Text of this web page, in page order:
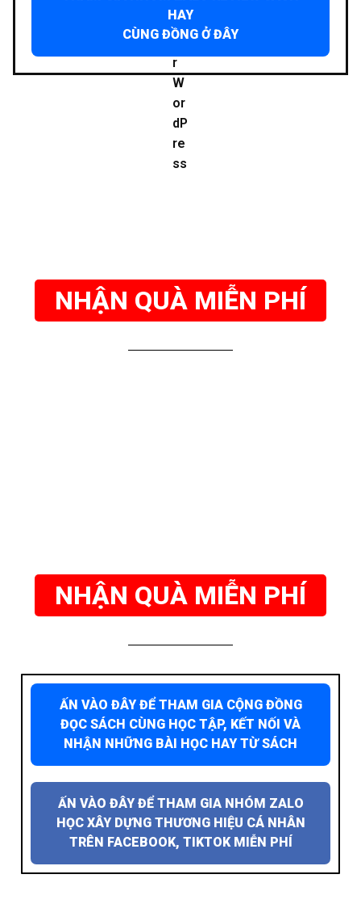
HAY
CÙNG ĐỒNG Ở ĐÂY
NHẬN QUÀ MIỄN PHÍ
NHẬN QUÀ MIỄN PHÍ
ẤN VÀO ĐÂY ĐỂ THAM GIA CỘNG ĐỒNG
ĐỌC SÁCH CÙNG HỌC TẬP, KẾT NỐI VÀ
NHẬN NHỮNG BÀI HỌC HAY TỪ SÁCH
ẤN VÀO ĐÂY ĐỂ THAM GIA NHÓM ZALO
HỌC XÂY DỰNG THƯƠNG HIỆU CÁ NHÂN
TRÊN FACEBOOK, TIKTOK MIỄN PHÍ